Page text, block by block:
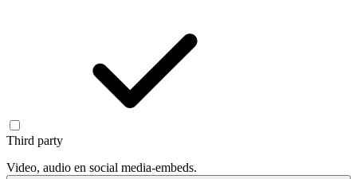
Third party
Video, audio en social media-embeds.